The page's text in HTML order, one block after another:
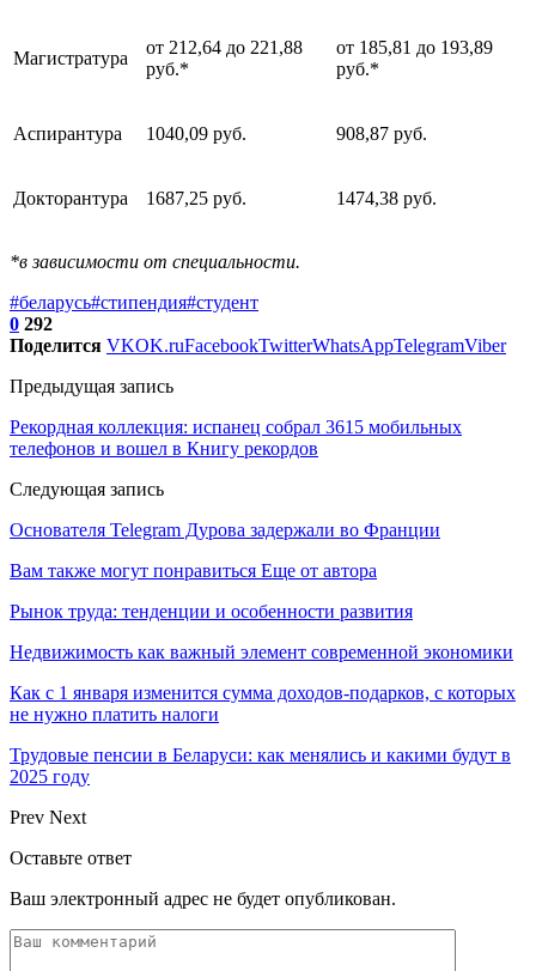
Магистратура
от 212,64 до 221,88
руб.*
от 185,81 до 193,89
руб.*
Аспирантура 1040,09 руб. 908,87 руб.
Докторантура 1687,25 руб. 1474,38 руб.
*в зависимости от специальности.
#беларусь#стипендия#студент
0 292
Поделится VKOK.ruFacebookTwitterWhatsAppTelegramViber
Предыдущая запись
Рекордная коллекция: испанец собрал 3615 мобильных
телефонов и вошел в Книгу рекордов
Следующая запись
Основателя Telegram Дурова задержали во Франции
Вам также могут понравиться Еще от автора
Рынок труда: тенденции и особенности развития
Недвижимость как важный элемент современной экономики
Как с 1 января изменится сумма доходов-подарков, с которых
не нужно платить налоги
Трудовые пенсии в Беларуси: как менялись и какими будут в
2025 году
Prev Next
Оставьте ответ
Ваш электронный адрес не будет опубликован.